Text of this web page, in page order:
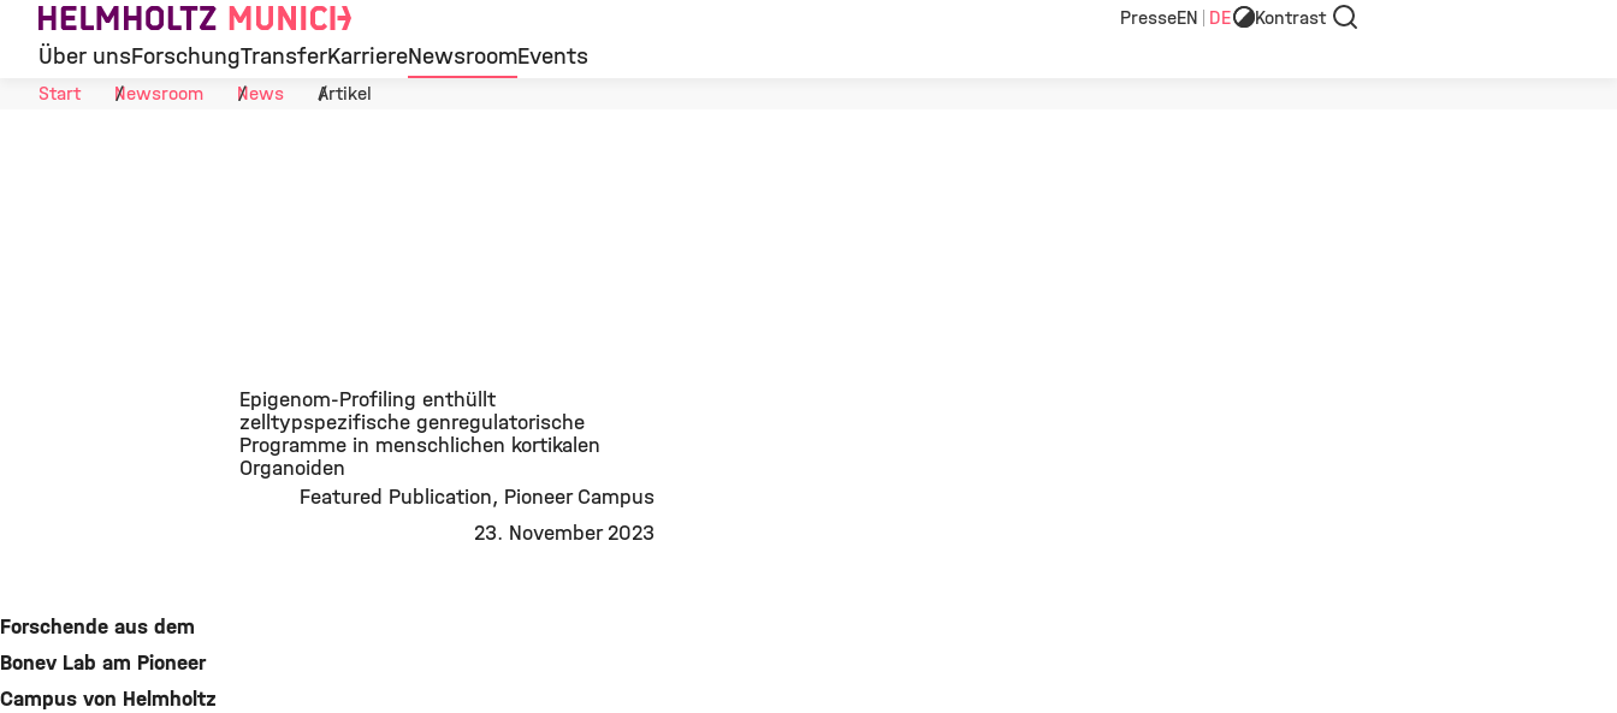
Skip to Content PresseEN DE Kontrast Suche
Über unsForschungTransferKarriereNewsroomEvents
Start Newsroom News Artikel
Epigenom-Profiling enthüllt
zelltypspezifische genregulatorische
Programme in menschlichen kortikalen
Organoiden
Featured Publication Pioneer Campus
23. November 2023
Forschende aus dem
Bonev Lab am Pioneer
Campus von Helmholtz